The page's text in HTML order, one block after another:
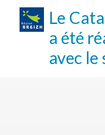
Le
a été
avec le